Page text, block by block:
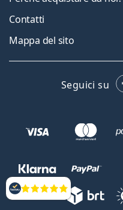
Valutazione
Contatti
Mappa del sito
Seguici su